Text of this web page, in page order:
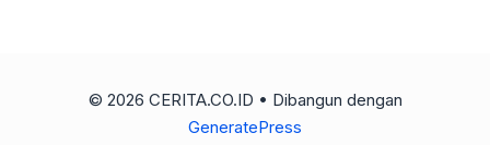
© 2026 CERITA.CO.ID • Dibangun dengan
GeneratePress